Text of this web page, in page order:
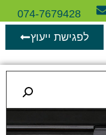
074-7679428
לפגישת ייעוץ